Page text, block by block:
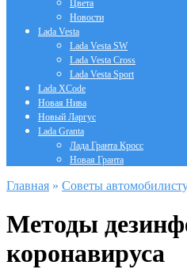
Цвета
Новости
Lada Vesta
Lada Vesta SW
Lada Vesta Cross
Lada Vesta Sport
Lada XCode
Новая Нива
Новый Ларгус
Lada Granta
Лада Гранта Кросс
Новая Гранта
Главная » Советы
Методы
коронавируса